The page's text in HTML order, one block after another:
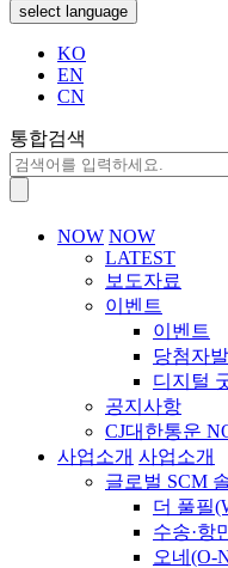
select language
KO
EN
CN
통합검색
NOW NOW
LATEST
보도자료
이벤트
이벤트
당첨자
디지털
공지사항
CJ대한통운
사업소개 사업소개
글로벌 SCM
더 풀필
수송·항
오네(O-